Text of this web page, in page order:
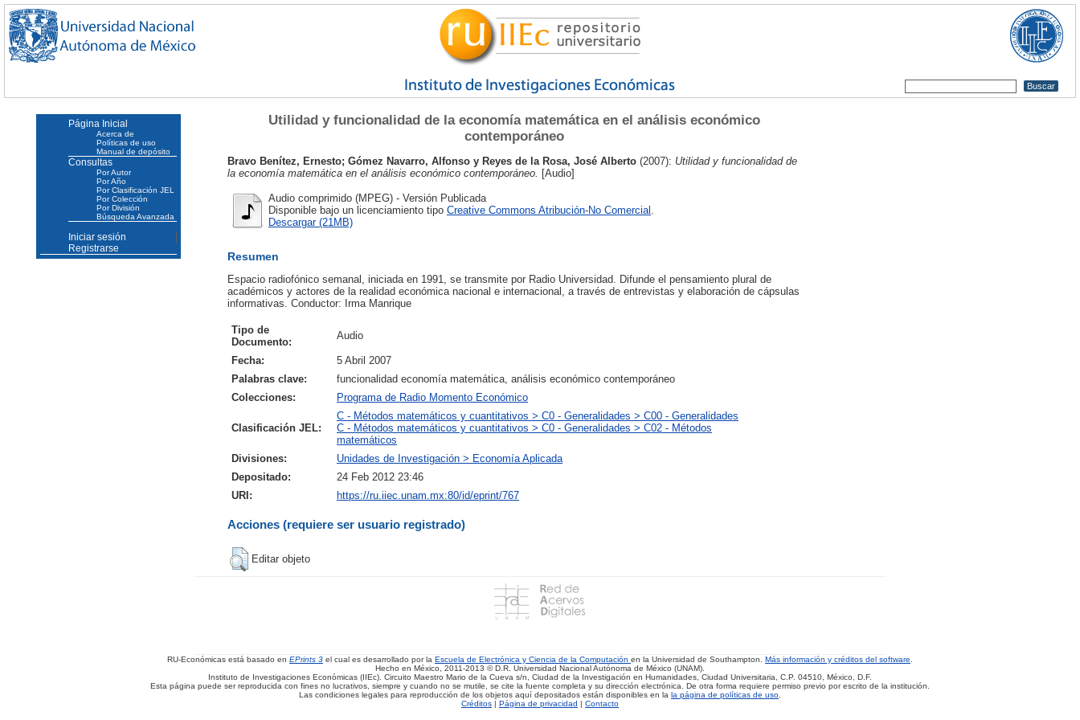
Utilidad y funcionalidad de la economía matemática en el análisis económico
contemporáneo
Bravo Benítez, Ernesto; Gómez Navarro, Alfonso y Reyes de la Rosa, José Alberto (2007): Utilidad y funcionalidad de
la economía matemática en el análisis económico contemporáneo.
[Audio]
Audio comprimido (MPEG) - Versión Publicada
Disponible bajo un licenciamiento tipo Creative Commons Atribución-No Comercial
Descargar (21MB)
Resumen
Espacio radiofónico semanal, iniciada en 1991, se transmite por Radio Universidad. Difunde el pensamiento plural de
académicos y actores de la realidad económica nacional e internacional, a través de entrevistas y elaboración de cápsulas
informativas. Conductor: Irma Manrique
Tipo de
Documento:
Audio
Fecha:
5 Abril 2007
Palabras clave:
funcionalidad economía matemática, análisis económico contemporáneo
Colecciones:
Programa de Radio Momento Económico
Clasificación JEL:
C - Métodos matemáticos y cuantitativos > C0 - Generalidades > C00 - Generalidades
C - Métodos matemáticos y cuantitativos > C0 - Generalidades > C02 - Métodos
matemáticos
Divisiones:
Unidades de Investigación > Economía Aplicada
Depositado:
24 Feb 2012 23:46
URI:
https://ru.iiec.unam.mx:80/id/eprint/767
Acciones (requiere ser usuario registrado)
Editar objeto
Página Inicial
Acerca de
Políticas de uso
Manual de depósito
Consultas
Por Autor
Por Año
Por Clasificación JEL
Por Colección
Por División
Búsqueda Avanzada
Iniciar sesión
Registrarse
RU-Económicas está basado en EPrints 3 el cual es desarrollado por la Escuela de Electrónica y Ciencia de la Computación en la Universidad de Southampton. Más información y créditos del software
Hecho en México, 2011-2013 © D.R. Universidad Nacional Autónoma de México (UNAM).
Instituto de Investigaciones Económicas (IIEc). Circuito Maestro Mario de la Cueva s/n, Ciudad de la Investigación en Humanidades, Ciudad Universitaria, C.P. 04510, México, D.F.
Esta página puede ser reproducida con fines no lucrativos, siempre y cuando no se mutile, se cite la fuente completa y su dirección electrónica. De otra forma requiere permiso previo por escrito de la institución.
Las condiciones legales para reproducción de los objetos aquí depositados están disponibles en la la página de políticas de uso
Créditos | Página de privacidad | Contacto